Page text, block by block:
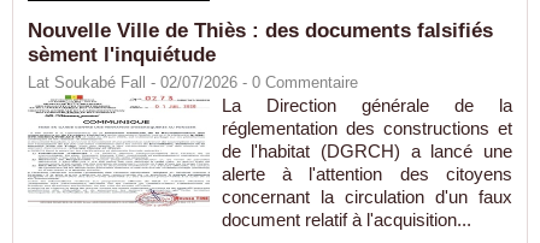
Nouvelle Ville de Thiès : des documents falsifiés
sèment l'inquiétude
Lat Soukabé Fall - 02/07/2026 - 0 Commentaire
La Direction générale de la
réglementation des constructions et
de l'habitat (DGRCH) a lancé une
alerte à l'attention des citoyens
concernant la circulation d'un faux
document relatif à l'acquisition...